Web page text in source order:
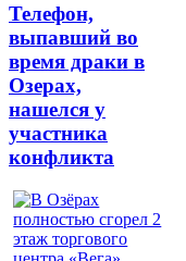
Телефон,
выпавший во
время драки в
Озерах,
нашелся у
участника
конфликта